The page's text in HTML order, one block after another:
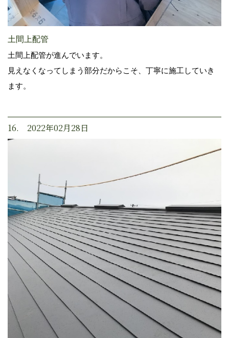
土間上配管
土間上配管が進んでいます。
見えなくなってしまう部分だからこそ、丁寧に施工していき
ます。
16. 2022年02月28日